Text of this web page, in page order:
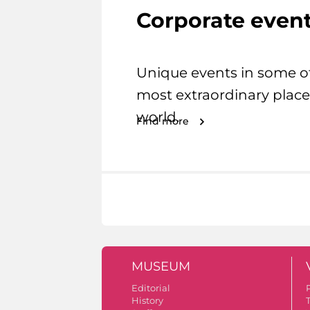
Corporate
Unique events in some
most extraordinary
world.
Find more
MUSEUM
Editorial
History